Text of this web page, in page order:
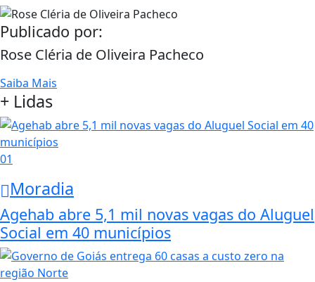
Publicado por:
Rose Cléria de Oliveira Pacheco
Saiba Mais
+ Lidas
01
Moradia
Agehab abre 5,1 mil novas vagas do Aluguel
Social em 40 municípios